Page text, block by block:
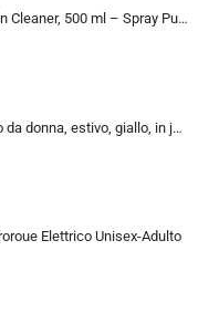
Muc-Off Bio Drivetrain Cleaner, 500 ml – Spray Pulisci Catena Bici e Sgrassatore Catena Bici – Efficace e Biodegradabile – Pe
Completo da ciclismo da donna, estivo, giallo, in jersey, taglia XS-3XL
Elettrico Unisex-Adulto